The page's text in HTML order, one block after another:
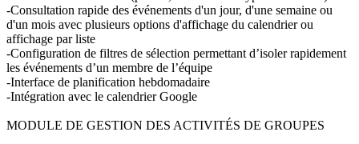
-Consultation rapide des événements d'un jour, d'une semaine ou
d'un mois avec plusieurs options d'affichage du calendrier ou
affichage par liste
-Configuration de filtres de sélection permettant d’isoler rapidement
les événements d’un membre de l’équipe
-Interface de planification hebdomadaire
-Intégration avec le calendrier Google
MODULE DE GESTION DES ACTIVITÉS DE GROUPES